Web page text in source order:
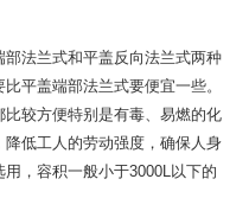
法兰式和平盖反向法兰式两种
平盖端部法兰式要便宜一些。
较方便特别是有毒、易燃的化
低工人的劳动强度，确保人身
用，容积一般小于3000L以下的